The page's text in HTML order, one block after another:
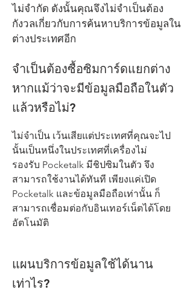
ไม่จำกัด ดังนั้นคุณจึงไม่จำเป็นต้อง
กังวลเกี่ยวกับการค้นหาบริการข้อมูลใน
ต่างประเทศอีก
จำเป็นต้องซื้อซิมการ์ดแยกต่าง
หากแม้ว่าจะมีข้อมูลมือถือในตัว
แล้วหรือไม่?
ไม่จำเป็น เว้นเสียแต่ประเทศที่คุณจะไป
นั้นเป็นหนึ่งในประเทศที่เครื่องไม่
รองรับ Pocketalk มีชิปซิมในตัว จึง
สามารถใช้งานได้ทันที เพียงแค่เปิด
Pocketalk และข้อมูลมือถือเท่านั้น ก็
สามารถเชื่อมต่อกับอินเทอร์เน็ตได้โดย
อัตโนมัติ
แผนบริการข้อมูลใช้ได้นาน
เท่าไร?